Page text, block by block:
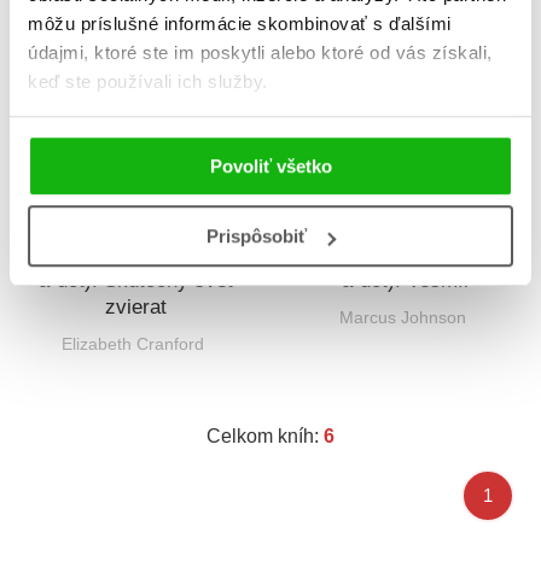
môžu príslušné informácie skombinovať s ďalšími
údajmi, ktoré ste im poskytli alebo ktoré od vás získali,
keď ste používali ich služby.
Povoliť všetko
Prispôsobiť
a-dot): Skutočný svet
zvierat
Elizabeth Cranford
Inteligentná kniha (Tap-
a-dot): Vesmír
Marcus Johnson
Celkom kníh: 6
1